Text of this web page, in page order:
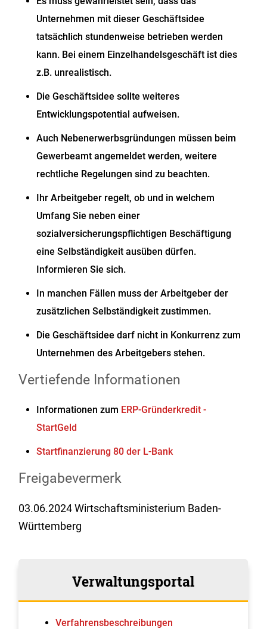
Unternehmen mit dieser Geschäftsidee
tatsächlich stundenweise betrieben werden
kann. Bei einem Einzelhandelsgeschäft ist dies
z.B. unrealistisch.
Die Geschäftsidee sollte weiteres
Entwicklungspotential aufweisen.
Auch Nebenerwerbsgründungen müssen beim
Gewerbeamt angemeldet werden, weitere
rechtliche Regelungen sind zu beachten.
Ihr Arbeitgeber regelt, ob und in welchem
Umfang Sie neben einer
sozialversicherungspflichtigen Beschäftigung
eine Selbständigkeit ausüben dürfen.
Informieren Sie sich.
In manchen Fällen muss der Arbeitgeber der
zusätzlichen Selbständigkeit zustimmen.
Die Geschäftsidee darf nicht in Konkurrenz zum
Unternehmen des Arbeitgebers stehen.
Vertiefende Informationen
Informationen zum ERP-Gründerkredit -
StartGeld
Startfinanzierung 80 der L-Bank
Freigabevermerk
03.06.2024 Wirtschaftsministerium Baden-
Württemberg
Verwaltungsportal
Verfahrens­beschreibungen